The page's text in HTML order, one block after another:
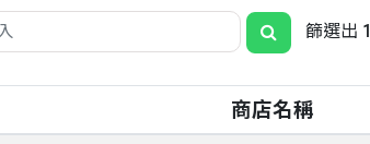
篩選出
商店名稱